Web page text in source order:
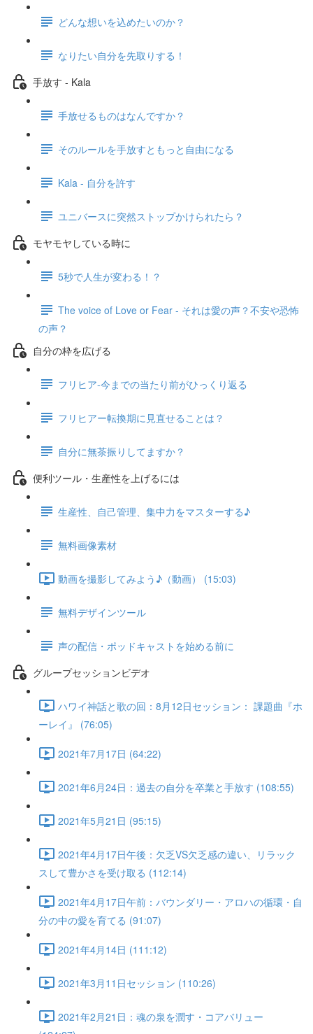
どんな想いを込めたいのか？
なりたい自分を先取りする！
手放す - Kala
手放せるものはなんですか？
そのルールを手放すともっと自由になる
Kala - 自分を許す
ユニバースに突然ストップかけられたら？
モヤモヤしている時に
5秒で人生が変わる！？
The voice of Love or Fear - それは愛の声？不安や恐怖
の声？
自分の枠を広げる
フリヒア-今までの当たり前がひっくり返る
フリヒアー転換期に見直せることは？
自分に無茶振りしてますか？
便利ツール・生産性を上げるには
生産性、自己管理、集中力をマスターする♪
無料画像素材
動画を撮影してみよう♪（動画） (15:03)
無料デザインツール
声の配信・ポッドキャストを始める前に
グループセッションビデオ
ハワイ神話と歌の回：8月12日セッション： 課題曲『ホ
ーレイ』 (76:05)
2021年7月17日 (64:22)
2021年6月24日：過去の自分を卒業と手放す (108:55)
2021年5月21日 (95:15)
2021年4月17日午後：欠乏VS欠乏感の違い、リラック
スして豊かさを受け取る (112:14)
2021年4月17日午前：バウンダリー・アロハの循環・自
分の中の愛を育てる (91:07)
2021年4月14日 (111:12)
2021年3月11日セッション (110:26)
2021年2月21日：魂の泉を潤す・コアバリュー